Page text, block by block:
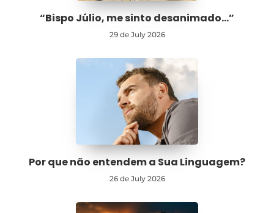
“Bispo Júlio, me sinto desanimado…”
29 de July 2026
Por que não entendem a Sua Linguagem?
26 de July 2026